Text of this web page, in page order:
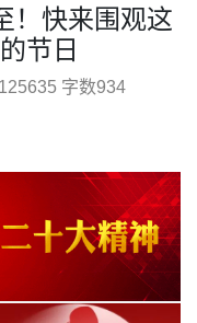
！快来围观这
节日
字数934